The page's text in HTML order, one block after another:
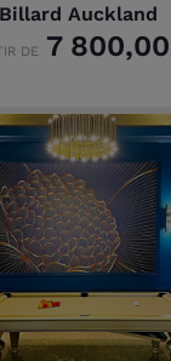
Billard Auckland
DE 7